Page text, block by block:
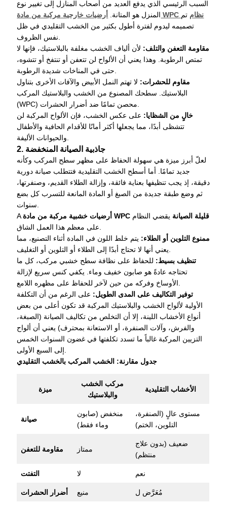
السبب الرئيسي الذي يدفع العديد من أصحاب المنازل إلى تغيير نوع
المنزل هو المتانة. أرضيات خارجية مركبة من مادة WPC نظام تم
تصميمه ليدوم لفترة أطول بكثير من الخشب التقليدي في ظل
مقاومة التعفن والتلف: لأن ألياف الخشب مغلفة بالبلاستيك، فإنها لا
تمتص الرطوبة. وهذا يعني أن الألواح لن تتعفن أو تنتفخ أو تتشوه،
مقاوم للحشرات: لا تهتم النمل الأبيض والآفات الأخرى بتناول
البلاستيك. سطحك المصنوع من الخشب والبلاستيك المركب
خالٍ من الشظايا: على عكس الخشب، فإن الألواح المركبة لن
تتشظى أبدًا، مما يجعلها أكثر أمانًا للأقدام الحافية والأطفال
2. جاذبية الصيانة المنخفضة
لعلّ أبرز ميزة هي سهولة الحفاظ على مظهر سطح المركب وكأنه
جديد تمامًا. أما أسطح الخشب التقليدية فتتطلب صيانة دورية
دقيقة، إذ يجب تنظيفها بعناية فائقة، وإزالة الطلاء القديم، وصنفرتها،
ثم وضع طبقة جديدة من الصبغ أو المادة المانعة للتسرب كل بضع
A
أرضيات خشبية مركبة من مادة WPC قليلة الصيانة يقضي النظام
ممنوع التلوين أو الطلاء: يتم خلط اللون في المادة أثناء التصنيع، مما
تنظيف بسيط: للحفاظ على نظافة سطح خشبي مركب، كل ما
تحتاجه عادةً هو صابون خفيف وماء. يكفي كنس سريع لإزالة
توفير التكاليف على المدى الطويل: على الرغم من أن التكلفة
الأولية لألواح الخشب والبلاستيك المركبة قد تكون أعلى من بعض
أنواع الأخشاب اللينة، إلا أن التخلص من تكاليف الصيانة (الصبغة،
والفرش، وآلات الصنفرة، أو الاستعانة بمحترف) يعني أن ألواح
التزيين المركبة غالباً ما تسدد تكلفتها في غضون السنوات الخمس
جدول مقارنة: الخشب المركب بالخشب التقليدي
ميزة
مركب الخشب
والبلاستيك
الأخشاب التقليدية
صيانة
منخفض (صابون
وماء فقط)
مستوى عالٍ (الصنفرة،
التلوين، الختم)
مقاومة للتعفن ممتاز
ضعيف (بدون علاج
منتظم)
التفتت لا نعم
أضرار الحشرات منيع مُعَرَّض ل